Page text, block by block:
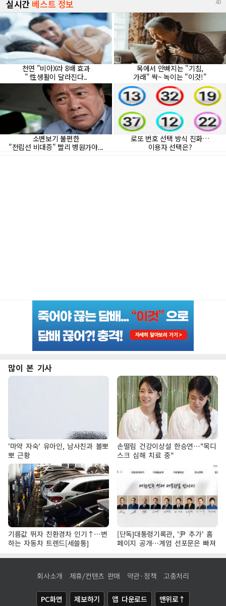
많이 본 기사
'마약 자숙' 유아인, 남사친과 볼뽀
뽀 근황
손떨림 건강이상설 한승연…"목디
스크 심해 치료 중"
기름값 뛰자 친환경차 인기↑…변
하는 자동차 트렌드[세쓸통]
[단독]대통령기록관, '尹 추가' 홈
페이지 공개…계엄 선포문은 빠져
회사소개 제휴/컨텐츠 판매 약관·정책 고충처리
PC화면 제보하기 앱 다운로드 맨위로↑